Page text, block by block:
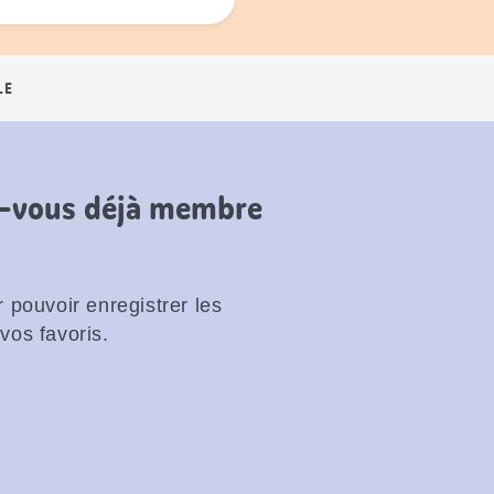
vous déjà membre
pouvoir enregistrer les
favoris.